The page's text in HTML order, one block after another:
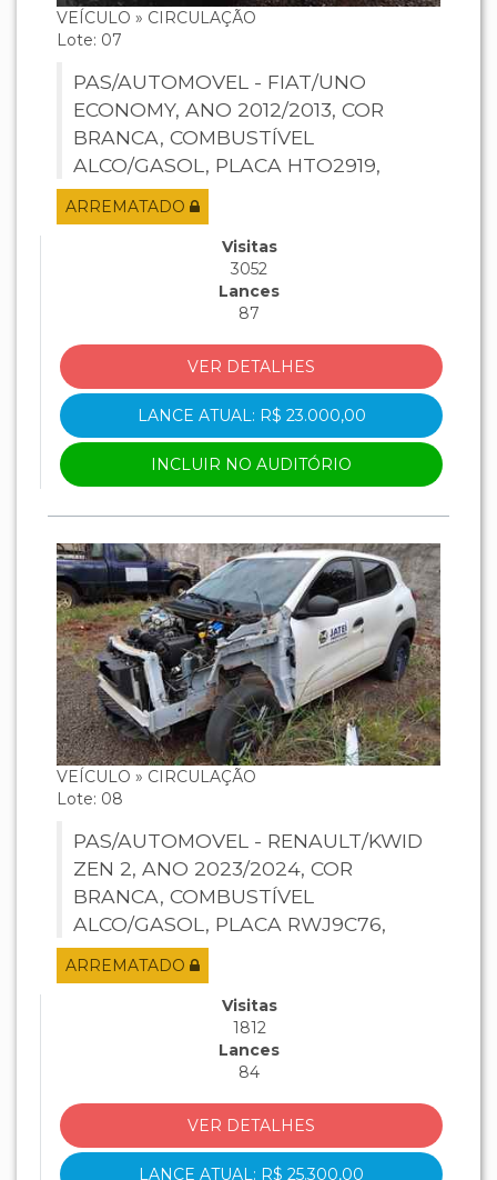
VEÍCULO » CIRCULAÇÃO
Lote: 07
PAS/AUTOMOVEL - FIAT/UNO
ECONOMY, ANO 2012/2013, COR
BRANCA, COMBUSTÍVEL
ALCO/GASOL, PLACA HTO2919,
RENAVAM 486866530, CHASSI
9BD195173D0380236, MOTOR
327A0111047893.
ARREMATADO
Visitas
3052
Lances
87
VER DETALHES
LANCE ATUAL: R$ 23.000,00
INCLUIR NO AUDITÓRIO
VEÍCULO » CIRCULAÇÃO
Lote: 08
PAS/AUTOMOVEL - RENAULT/KWID
ZEN 2, ANO 2023/2024, COR
BRANCA, COMBUSTÍVEL
ALCO/GASOL, PLACA RWJ9C76,
RENAVAM 1361261150, CHASSI
93YRBB006RJ772197, MOTOR
B4DA422Q097471.
ARREMATADO
Visitas
1812
Lances
84
VER DETALHES
LANCE ATUAL: R$ 25.300,00